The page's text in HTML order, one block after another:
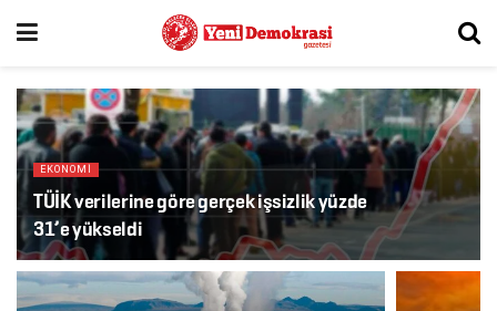
EKONOMI
TÜİK verilerine göre gerçek işsizlik yüzde
31’e yükseldi